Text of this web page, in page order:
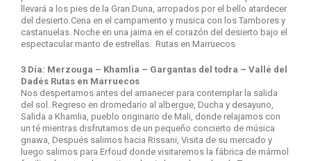
llevará a los pies de la Gran Duna, arropados por el bello atardecer
del desierto.Cena en el campamento y musica con los Tambores y
castanuelas. Noche en una jaima en el corazón del desierto bajo el
espectacular manto de estrellas. Rutas en Marruecos
3 Día: Merzouga – Khamlia – Gargantas del todra – Vallé del
Dadés Rutas en Marruecos
Nos despertamos antes del amanecer para contemplar la salida
del sol. Regreso en dromedario al albergue, Ducha y desayuno,
Salida a Khamlia, pueblo originario de Mali, donde relajamos con
un té mientras disfrutamos de un pequeño concierto de música
gnawa, Después salimos hacia Rissani, Visita de su mercado y
luego salimos para Erfoud donde visitaremos la fábrica de mármol